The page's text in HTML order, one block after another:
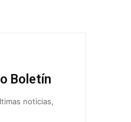
Boletín
noticias,